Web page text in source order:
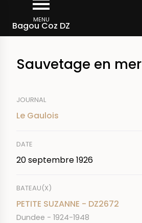
contenu
MENU
Bagou Coz DZ
d'Ariane
Rechercher dans la presse
Sauvetage en mer
JOURNAL
Le Gaulois
DATE
20 septembre 1926
BATEAU(X)
PETITE SUZANNE - DZ2672
Dundee - 1924-1948